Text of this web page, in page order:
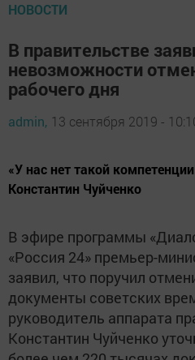
НОВОСТИ
В правительстве
невозможности
рабочего дня
admin, 13 сентября 2019 -
«У нас нет такой
Константин Чуйченко
В эфире программы
«Россия 24» премьер-
заявил, что поручил
документы советских
руководитель аппарата
Константин Чуйченко